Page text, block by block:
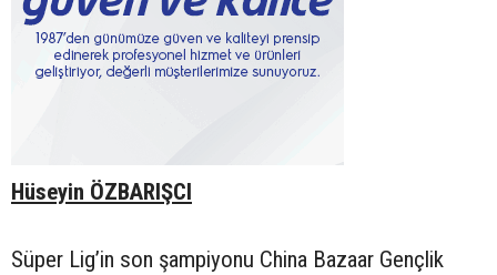
Hüseyin ÖZBARIŞCI
Süper Lig’in son şampiyonu China Bazaar Gençlik